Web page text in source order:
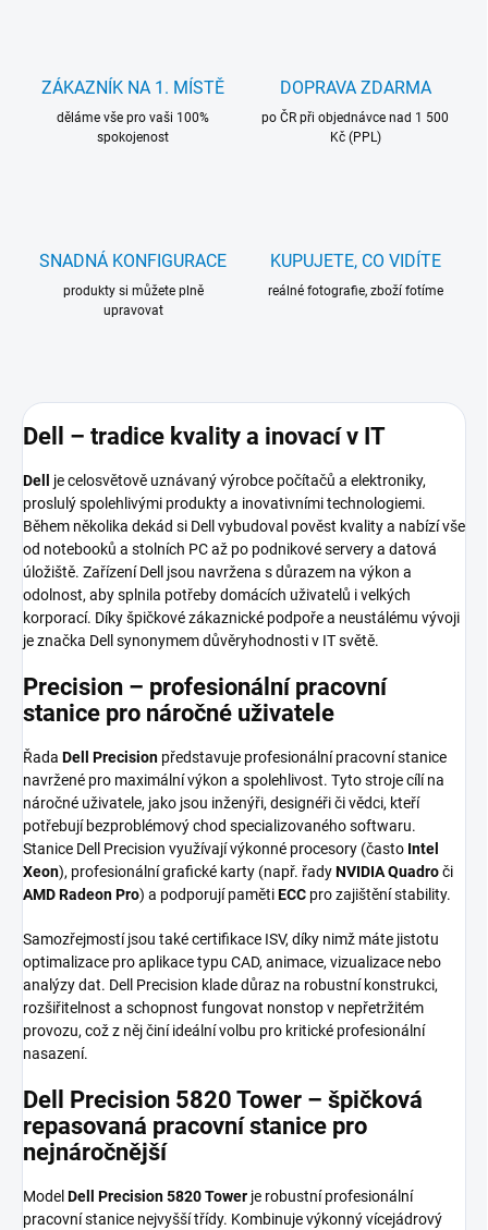
ZÁKAZNÍK NA 1. MÍSTĚ
děláme vše pro vaši 100%
spokojenost
DOPRAVA ZDARMA
po ČR při objednávce nad 1 500
Kč (PPL)
SNADNÁ KONFIGURACE
produkty si můžete plně
upravovat
KUPUJETE, CO VIDÍTE
reálné fotografie, zboží fotíme
Dell – tradice kvality a inovací v IT
Dell
je celosvětově uznávaný výrobce počítačů a elektroniky,
proslulý spolehlivými produkty a inovativními technologiemi.
Během několika dekád si Dell vybudoval pověst kvality a nabízí vše
od notebooků a stolních PC až po podnikové servery a datová
úložiště. Zařízení Dell jsou navržena s důrazem na výkon a
odolnost, aby splnila potřeby domácích uživatelů i velkých
korporací. Díky špičkové zákaznické podpoře a neustálému vývoji
je značka Dell synonymem důvěryhodnosti v IT světě.
Precision – profesionální pracovní
stanice pro náročné uživatele
Řada Dell Precision představuje profesionální pracovní stanice
navržené pro maximální výkon a spolehlivost. Tyto stroje cílí na
náročné uživatele, jako jsou inženýři, designéři či vědci, kteří
potřebují bezproblémový chod specializovaného softwaru.
Stanice Dell Precision využívají výkonné procesory (často Intel
Xeon), profesionální grafické karty (např. řadyNVIDIA Quadroči
AMD Radeon Pro) a podporují pamětiECC pro zajištění stability.
Samozřejmostí jsou také certifikace ISV, díky nimž máte jistotu
optimalizace pro aplikace typu CAD, animace, vizualizace nebo
analýzy dat. Dell Precision klade důraz na robustní konstrukci,
rozšiřitelnost a schopnost fungovat nonstop v nepřetržitém
provozu, což z něj činí ideální volbu pro kritické profesionální
nasazení.
Dell Precision 5820 Tower – špičková
repasovaná pracovní stanice pro
nejnáročnější
Model Dell Precision 5820 Tower je robustní profesionální
pracovní stanice nejvyšší třídy. Kombinuje výkonný vícejádrový